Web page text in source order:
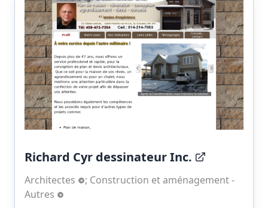
Richard Cyr dessinateur Inc.
Architectes ; Construction et aménagement -
Autres